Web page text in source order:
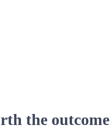
the outcome